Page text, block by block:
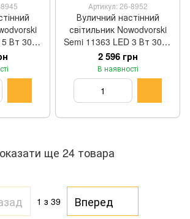
Вт 3000
9 × 3 см
Артикул: 26-8952
Вуличний настінний
світильник Nowodvorski
Semi 11363 LED 3 Вт 3000
K чорний 11 × 9 × 3 см
2 596 грн
В наявності
ще 24 товара
1 з 39
Вперед